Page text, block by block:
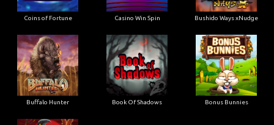
Coins of Fortune Casino Win Spin Bushido Ways xNudge
Buffalo Hunter Book Of Shadows Bonus Bunnies